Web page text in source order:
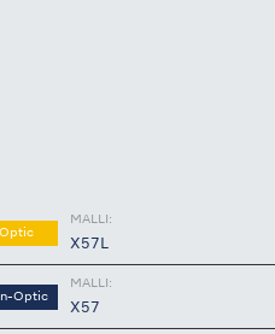
Optic
MALLI:
X57L
Optic
MALLI:
X57